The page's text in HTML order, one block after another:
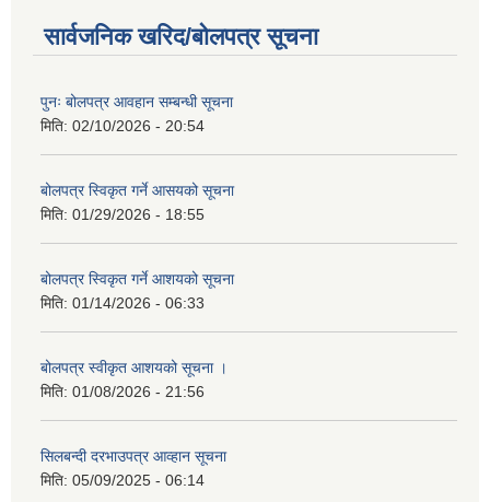
सार्वजनिक खरिद/बोलपत्र सूचना
पुनः बोलपत्र आवहान सम्बन्धी सूचना
मिति: 02/10/2026 - 20:54
बोलपत्र स्विकृत गर्ने आसयको सूचना
मिति: 01/29/2026 - 18:55
बोलपत्र स्विकृत गर्ने आशयको सूचना
मिति: 01/14/2026 - 06:33
बोलपत्र स्वीकृत आशयको सूचना ।
मिति: 01/08/2026 - 21:56
सिलबन्दी दरभाउपत्र आव्हान सूचना
मिति: 05/09/2025 - 06:14